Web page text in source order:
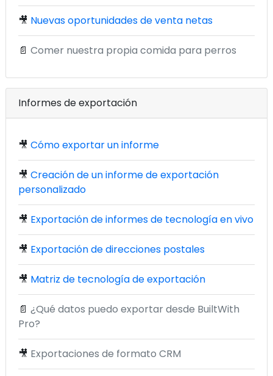
🎥 Nuevas oportunidades de venta netas
📄 Comer nuestra propia comida para perros
Informes de exportación
🎥 Cómo exportar un informe
🎥 Creación de un informe de exportación
personalizado
🎥 Exportación de informes de tecnología en vivo
🎥 Exportación de direcciones postales
🎥 Matriz de tecnología de exportación
📄 ¿Qué datos puedo exportar desde BuiltWith
Pro?
🎥 Exportaciones de formato CRM